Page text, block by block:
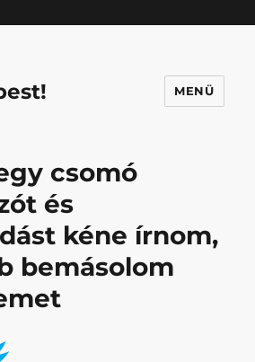
MENÜ
csomó
és
kéne írnom,
bemásolom